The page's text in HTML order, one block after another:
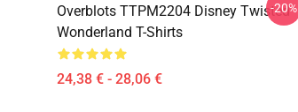
Overblots TTPM2204 Disney Twisted
Wonderland T-Shirts
24,38 € - 28,06 €
-20%